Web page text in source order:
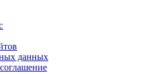
данных